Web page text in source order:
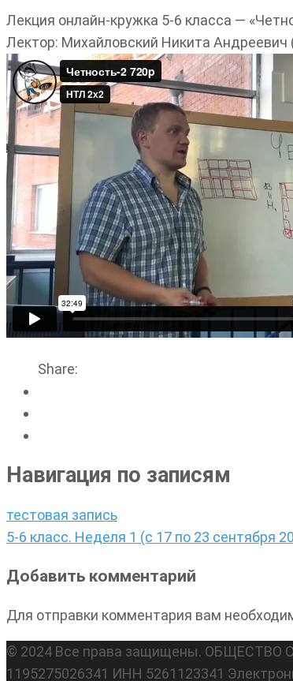
Лекция онлайн-кружка 5-6 класса —
Лектор: Михайловский Никита Андреевич
Share:
Навигация по записям
тестовая запись
5-6 класс. Неделя 1 (с 17 по 23 сентября
Добавить комментарий
Для отправки комментария вам
© 2024 Все права защищены.
1195275026341 ИНН 5261123341